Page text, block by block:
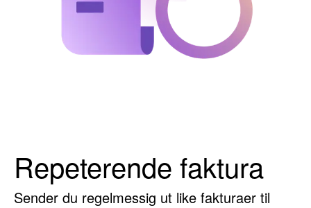
Repeterende faktura
Sender du regelmessig ut like fakturaer til